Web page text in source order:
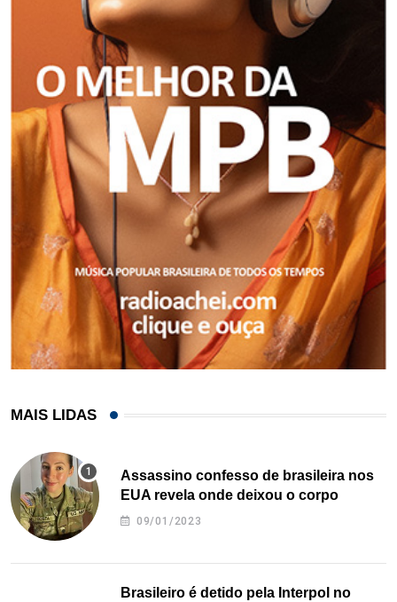
MAIS LIDAS
Assassino confesso de brasileira nos
EUA revela onde deixou o corpo
09/01/2023
Brasileiro é detido pela Interpol no